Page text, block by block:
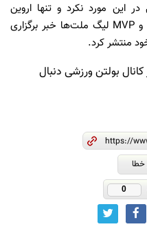
این مورد نکرد و تنها اروین
انگاپت ستاره تیم ملی والیبال فرانسه و MVP لیگ ملت‌ها خبر برگزاری
منتشر کرد.
بولتن ورزشی دنبال
خطا
0